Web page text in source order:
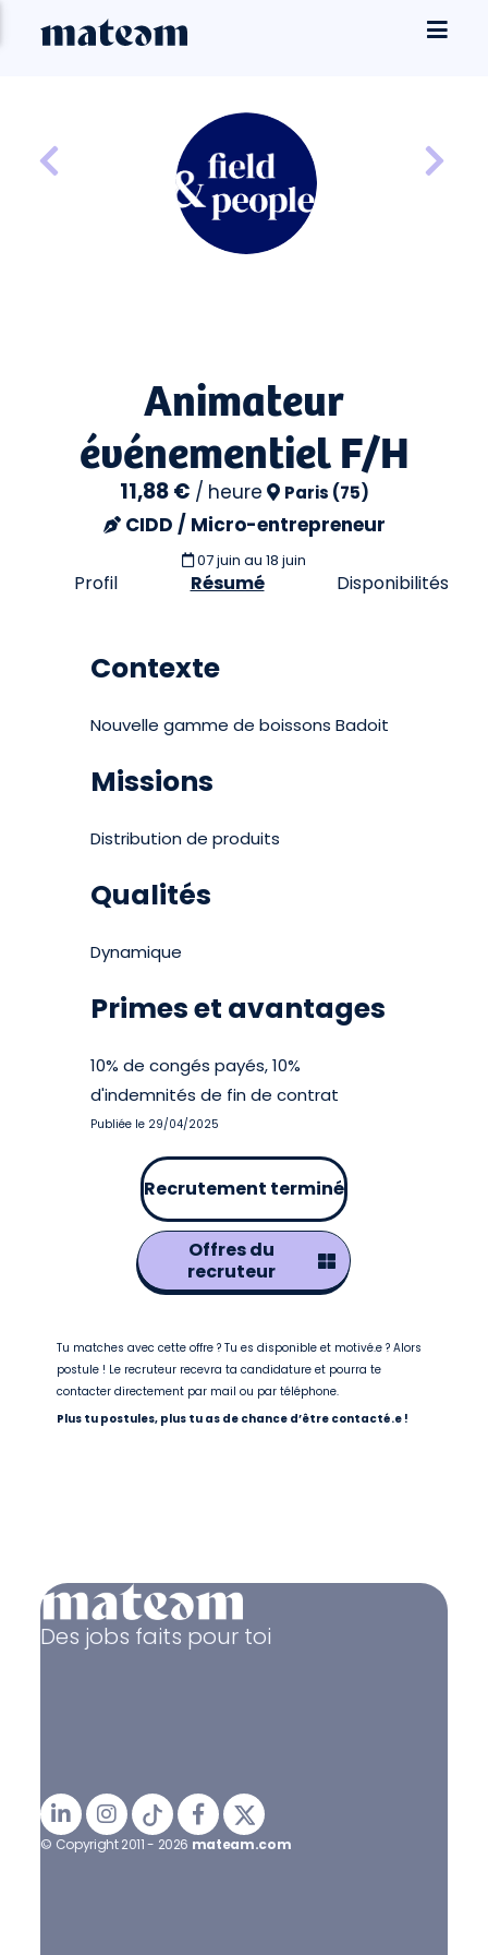
Animateur
événementiel F/H
11,88 € / heure Paris (75)
CIDD / Micro-entrepreneur
07 juin au 18 juin
Profil Résumé Disponibilités
Contexte
Nouvelle gamme de boissons Badoit
Missions
Distribution de produits
Qualités
Dynamique
Primes et avantages
10% de congés payés, 10%
d'indemnités de fin de contrat
Publiée le 29/04/2025
Recrutement terminé
Offres du
recruteur
Tu matches avec cette offre ? Tu es disponible et motivé.e ? Alors
postule ! Le recruteur recevra ta candidature et pourra te
contacter directement par mail ou par téléphone.
Plus tu postules, plus tu as de chance d’être contacté.e !
Des jobs faits pour toi
© Copyright 2011 - 2026 mateam.com